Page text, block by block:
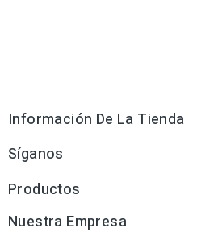
Información De La Tienda
Síganos
Productos
Nuestra Empresa